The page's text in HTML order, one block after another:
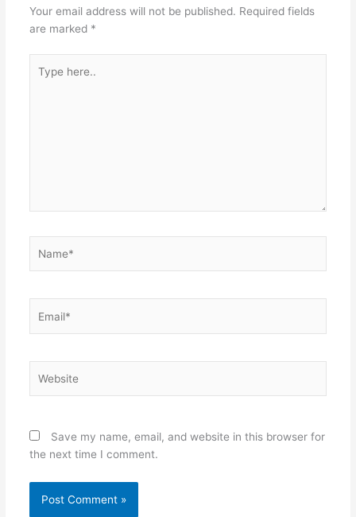
Your email address will not be published. Required fields
are marked *
here..
Save my name, email, and website in this browser for
the next time I comment.